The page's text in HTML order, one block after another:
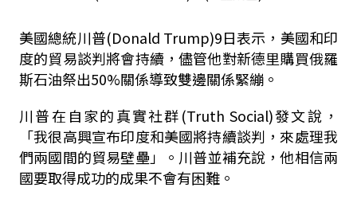
美國總統川普(Donald Trump)9日表示，美國和印
度的貿易談判將會持續，儘管他對新德里購買俄羅
斯石油祭出50%關係導致雙邊關係緊繃。
川普在自家的真實社群(Truth Social)發文說，
「我很高興宣布印度和美國將持續談判，來處理我
們兩國間的貿易壁壘」。 川普並補充說，他相信兩
國要取得成功的成果不會有困難。